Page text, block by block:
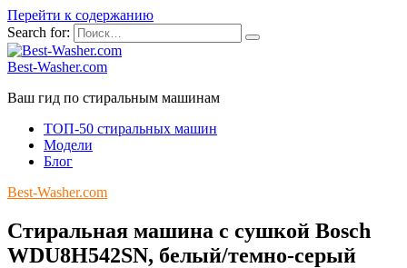
Перейти к содержанию
Search for:
Best-Washer.com
Ваш гид по стиральным машинам
ТОП-50 стиральных машин
Модели
Блог
Best-Washer.com
Стиральная машина с сушкой Bosch
WDU8H542SN, белый/темно-серый